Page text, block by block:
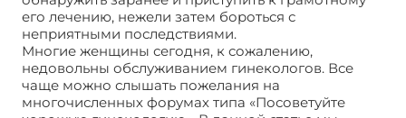
его лечению, нежели затем бороться с
неприятными последствиями.
Многие женщины сегодня, к сожалению,
недовольны обслуживанием гинекологов. Все
чаще можно слышать пожелания на
многочисленных форумах типа «Посоветуйте